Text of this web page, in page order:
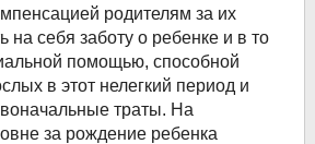
родителям за их
на себя заботу о ребенке и в то
помощью, способной
в этот нелегкий период и
траты. На
за рождение ребенка